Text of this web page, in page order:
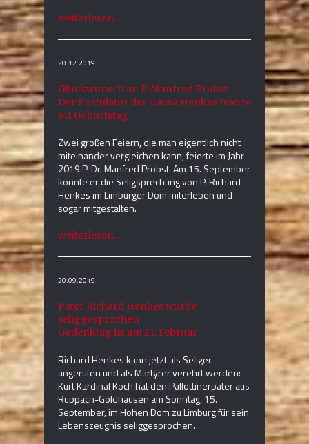
weiterlesen...
20.12.2019
Glückwunsch an P. Manfred Probst
Der Postulator der Causa Henkes feierte
80. Geburtstag
Zwei großen Feiern, die man eigentlich nicht
miteinander vergleichen kann, feierte im Jahr
2019 P. Dr. Manfred Probst. Am 15. September
konnte er die Seligsprechung von P. Richard
Henkes im Limburger Dom miterleben und
sogar mitgestalten.
weiterlesen...
20.09.2019
Pater Richard Henkes wurde
seliggesprochen
Gedenktag ist am 21. Februar
Richard Henkes kann jetzt als Seliger
angerufen und als Märtyrer verehrt werden:
Kurt Kardinal Koch hat den Pallottinerpater aus
Ruppach-Goldhausen am Sonntag, 15.
September, im Hohen Dom zu Limburg für sein
Lebenszeugnis seliggesprochen.